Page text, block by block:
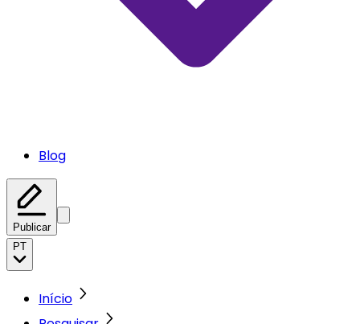
Blog
Publicar
PT
Início